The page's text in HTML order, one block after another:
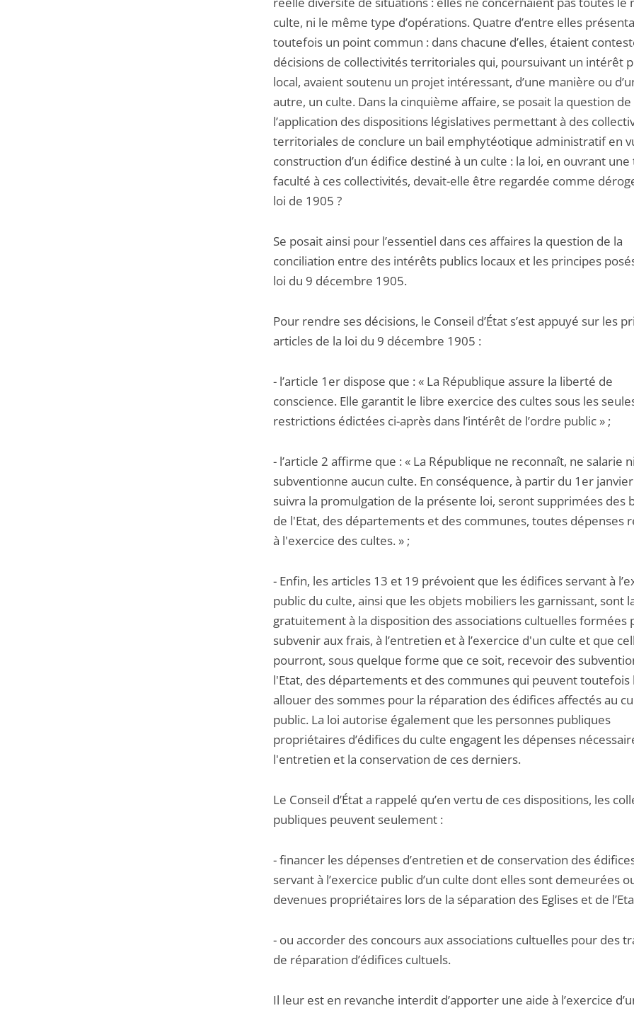
culte, ni le même type d’opérations. Quatre d’entre elles
toutefois un point commun : dans chacune d’elles, étaient
décisions de collectivités territoriales qui, poursuivant un intérêt
local, avaient soutenu un projet intéressant, d’une manière ou
autre, un culte. Dans la cinquième affaire, se posait la question de
l’application des dispositions législatives permettant à des
territoriales de conclure un bail emphytéotique administratif en
construction d’un édifice destiné à un culte : la loi, en ouvrant une
faculté à ces collectivités, devait-elle être regardée comme
loi de 1905 ?
Se posait ainsi pour l’essentiel dans ces affaires la question de la
conciliation entre des intérêts publics locaux et les principes
loi du 9 décembre 1905.
Pour rendre ses décisions, le Conseil d’État s’est appuyé sur les
articles de la loi du 9 décembre 1905 :
- l’article 1er dispose que : « La République assure la liberté de
conscience. Elle garantit le libre exercice des cultes sous les
restrictions édictées ci-après dans l’intérêt de l’ordre public » ;
- l’article 2 affirme que : « La République ne reconnaît, ne salarie
subventionne aucun culte. En conséquence, à partir du 1er
suivra la promulgation de la présente loi, seront supprimées des
de l'Etat, des départements et des communes, toutes dépenses
à l'exercice des cultes. » ;
- Enfin, les articles 13 et 19 prévoient que les édifices servant à
public du culte, ainsi que les objets mobiliers les garnissant, sont
gratuitement à la disposition des associations cultuelles formées
subvenir aux frais, à l’entretien et à l’exercice d'un culte et que
pourront, sous quelque forme que ce soit, recevoir des
l'Etat, des départements et des communes qui peuvent toutefois
allouer des sommes pour la réparation des édifices affectés au
public. La loi autorise également que les personnes publiques
propriétaires d’édifices du culte engagent les dépenses
l'entretien et la conservation de ces derniers.
Le Conseil d’État a rappelé qu’en vertu de ces dispositions, les
publiques peuvent seulement :
- financer les dépenses d’entretien et de conservation des
servant à l’exercice public d’un culte dont elles sont demeurées
devenues propriétaires lors de la séparation des Eglises et de
- ou accorder des concours aux associations cultuelles pour des
de réparation d’édifices cultuels.
Il leur est en revanche interdit d’apporter une aide à l’exercice